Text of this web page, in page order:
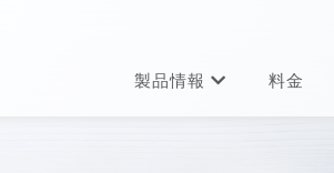
製品情報 料金